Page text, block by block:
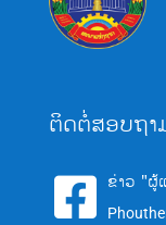
ຕິດຕໍ່ສອບຖາ
 ຂ່າວ "ຜູ້